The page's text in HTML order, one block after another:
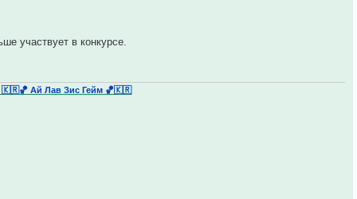
участвует в конкурсе.
🇰🇷🏀 Ай Лав Зис Гейм 🏀🇰🇷